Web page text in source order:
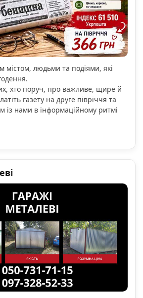
містом, людьми та подіями, які
хто поруч, про важливе, щире й
газету на друге півріччя та
із нами в інформаційному ритмі